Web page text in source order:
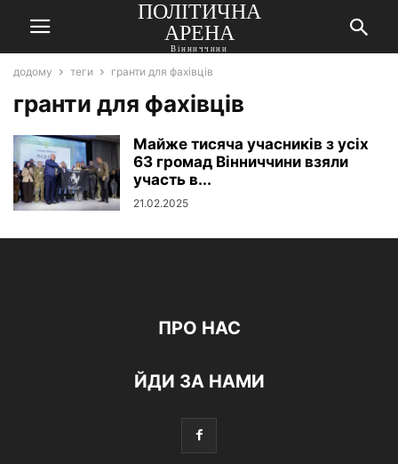
ПОЛІТИЧНА
АРЕНА
Вінниччини
додому теги гранти для фахівців
гранти для фахівців
Майже тисяча учасників з усіх
63 громад Вінниччини взяли
участь в...
21.02.2025
ПРО НАС
ЙДИ ЗА НАМИ